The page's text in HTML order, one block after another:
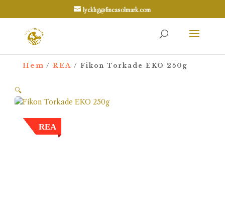
lycklig@fincasolmark.com
Hem / REA / Fikon Torkade EKO 250g
🔍
REA